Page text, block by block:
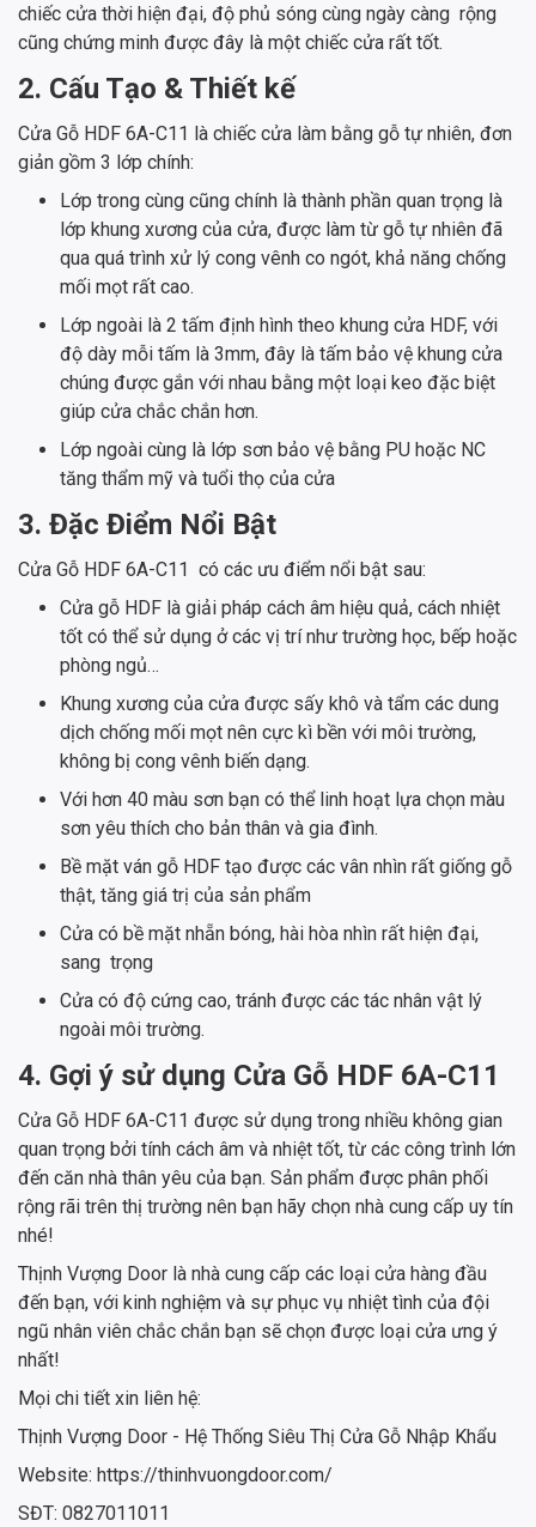
chiếc cửa thời hiện đại, độ phủ sóng cùng ngày càng rộng
cũng chứng minh được đây là một chiếc cửa rất tốt.
2. Cấu Tạo & Thiết kế
Cửa Gỗ HDF 6A-C11 là chiếc cửa làm bằng gỗ tự nhiên, đơn
giản gồm 3 lớp chính:
Lớp trong cùng cũng chính là thành phần quan trọng là
lớp khung xương của cửa, được làm từ gỗ tự nhiên đã
qua quá trình xử lý cong vênh co ngót, khả năng chống
mối mọt rất cao.
Lớp ngoài là 2 tấm định hình theo khung cửa HDF, với
độ dày mỗi tấm là 3mm, đây là tấm bảo vệ khung cửa
chúng được gắn với nhau bằng một loại keo đặc biệt
giúp cửa chắc chắn hơn.
Lớp ngoài cùng là lớp sơn bảo vệ bằng PU hoặc NC
tăng thẩm mỹ và tuổi thọ của cửa
3. Đặc Điểm Nổi Bật
Cửa Gỗ HDF 6A-C11 có các ưu điểm nổi bật sau:
Cửa gỗ HDF là giải pháp cách âm hiệu quả, cách nhiệt
tốt có thể sử dụng ở các vị trí như trường học, bếp hoặc
phòng ngủ…
Khung xương của cửa được sấy khô và tẩm các dung
dịch chống mối mọt nên cực kì bền với môi trường,
không bị cong vênh biến dạng.
Với hơn 40 màu sơn bạn có thể linh hoạt lựa chọn màu
sơn yêu thích cho bản thân và gia đình.
Bề mặt ván gỗ HDF tạo được các vân nhìn rất giống gỗ
thật, tăng giá trị của sản phẩm
Cửa có bề mặt nhẵn bóng, hài hòa nhìn rất hiện đại,
sang trọng
Cửa có độ cứng cao, tránh được các tác nhân vật lý
ngoài môi trường.
4. Gợi ý sử dụng Cửa Gỗ HDF 6A-C11
Cửa Gỗ HDF 6A-C11 được sử dụng trong nhiều không gian
quan trọng bởi tính cách âm và nhiệt tốt, từ các công trình lớn
đến căn nhà thân yêu của bạn. Sản phẩm được phân phối
rộng rãi trên thị trường nên bạn hãy chọn nhà cung cấp uy tín
nhé!
Thịnh Vượng Door là nhà cung cấp các loại cửa hàng đầu
đến bạn, với kinh nghiệm và sự phục vụ nhiệt tình của đội
ngũ nhân viên chắc chắn bạn sẽ chọn được loại cửa ưng ý
nhất!
Mọi chi tiết xin liên hệ:
Thịnh Vượng Door - Hệ Thống Siêu Thị Cửa Gỗ Nhập Khẩu
Website: https://thinhvuongdoor.com/
SĐT: 0827011011